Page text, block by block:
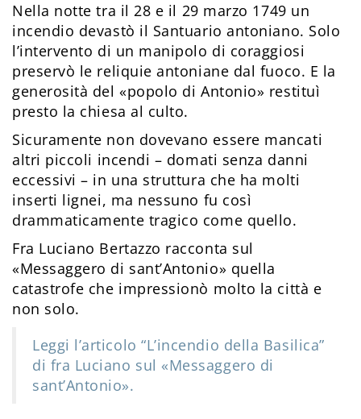
Nella notte tra il 28 e il 29 marzo 1749 un
incendio devastò il Santuario antoniano. Solo
l’intervento di un manipolo di coraggiosi
preservò le reliquie antoniane dal fuoco. E la
generosità del «popolo di Antonio» restituì
presto la chiesa al culto.
Sicuramente non dovevano essere mancati
altri piccoli incendi – domati senza danni
eccessivi – in una struttura che ha molti
inserti lignei, ma nessuno fu così
drammaticamente tragico come quello.
Fra Luciano Bertazzo racconta sul
«Messaggero di sant’Antonio» quella
catastrofe che impressionò molto la città e
non solo.
Leggi l’articolo “L’incendio della Basilica”
di fra Luciano sul «Messaggero di
sant’Antonio».